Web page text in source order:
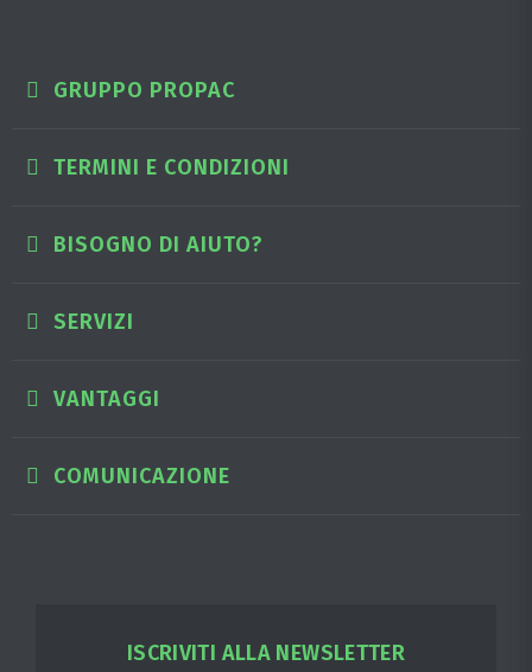
GRUPPO PROPAC
TERMINI E CONDIZIONI
BISOGNO DI AIUTO?
SERVIZI
VANTAGGI
COMUNICAZIONE
ISCRIVITI ALLA NEWSLETTER